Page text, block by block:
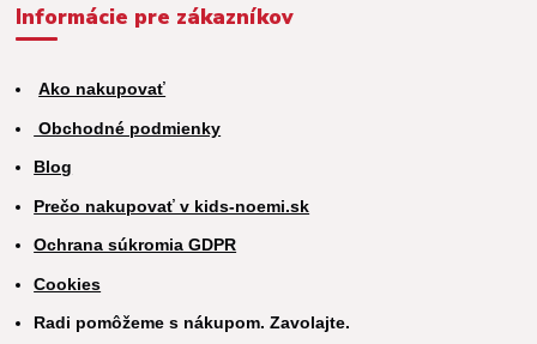
Informácie pre zákazníkov
Ako nakupovať
Obchodné podmienky
Blog
Prečo nakupovať v kids-noemi.sk
Ochrana súkromia GDPR
Cookies
Radi pomôžeme s nákupom. Zavolajte.